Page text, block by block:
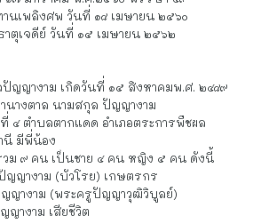
ประวัติอดีตเจ้าอาวาส
พระครูปัญญาวุฒิวิบูลย์
(พ.ศ. ๒๕๑๖ – พ.ศ. ๒๕๖๐)
จ้าคณะตำบลตากแดด ชั้นเอก
(พ.ศ. ๒๕๑๖ – พ.ศ. ๒๕๖๐)
ฌาย์ (พ.ศ. ๒๕๒๙ – พ.ศ. ๒๕๖๐)
๕ สิงหาคม พ.ศ. ๒๔๘๙ อายุ ๗๐ ปี
๗ มกราคม พ.ศ.๒๕๖๐ พรรษา ๔๙
นเพลิงศพ วันที่ ๑๘ เมษายน ๒๕๖๐
ตุเจดีย์ วันที่ ๑๕ เมษายน ๒๕๖๒